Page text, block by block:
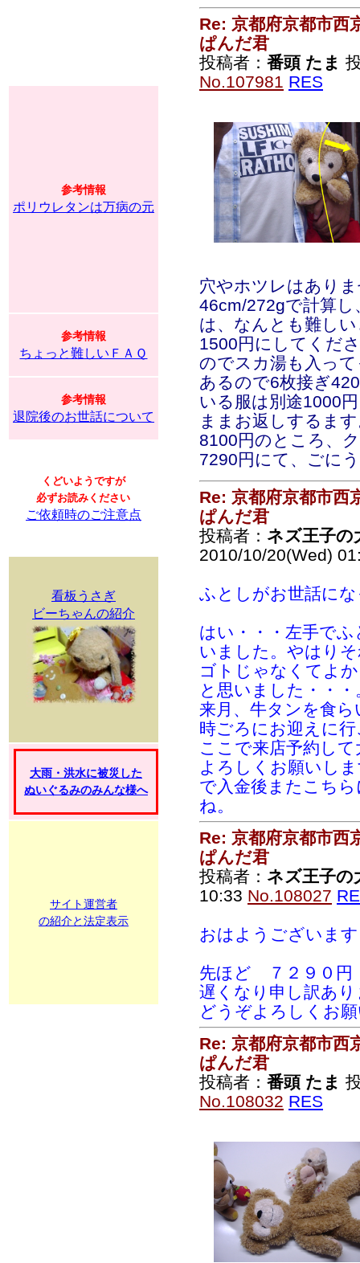
参考情報
ポリウレタンは万病の元
参考情報
ちょっと難しいＦＡＱ
参考情報
退院後のお世話について
くどいようですが
必ずお読みください
ご依頼時のご注意点
看板うさぎ
ビーちゃんの紹介
大雨・洪水に被災した
ぬいぐるみのみんな様へ
サイト運営者
の紹介と法定表示
Re: 京都府京都市西
ぱんだ君
投稿者： 番頭 たま
No.107981 RES
穴やホツレはあり
46cm/272gで計算
は、なんとも難し
1500円にしてくだ
のでスカ湯も入っ
あるので6枚接ぎ
いる服は別途1000
ままお返しするま
8100円のところ、
7290円にて、ごに
Re: 京都府京都市西
ぱんだ君
投稿者： ネズ王子の
2010/10/20(Wed)
ふとしがお世話に
はい・・・左手で
いました。やはり
ゴトじゃなくてよ
と思いました・・・
来月、牛タンを食
時ごろにお迎えに
ここで来店予約し
よろしくお願いし
で入金後またこち
ね。
Re: 京都府京都市西
ぱんだ君
投稿者： ネズ王子の
10:33 No.108027
おはようございま
先ほど ７２９０
遅くなり申し訳あ
どうぞよろしくお
Re: 京都府京都市西
ぱんだ君
投稿者： 番頭 たま
No.108032 RES